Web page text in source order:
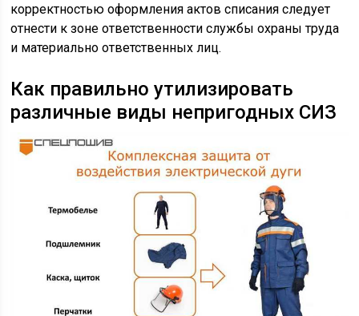
корректностью оформления актов списания следует
отнести к зоне ответственности службы охраны труда
и материально ответственных лиц.
Как правильно утилизировать
различные виды непригодных СИЗ